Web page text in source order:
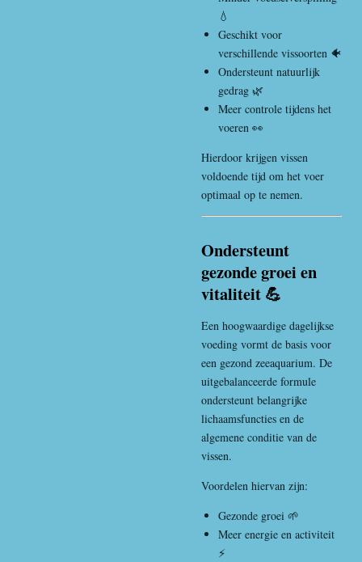
💧
Geschikt voor
verschillende vissoorten 🐠
Ondersteunt natuurlijk
gedrag 🌿
Meer controle tijdens het
voeren 👀
Hierdoor krijgen vissen
voldoende tijd om het voer
optimaal op te nemen.
Ondersteunt
gezonde groei en
vitaliteit 💪
Een hoogwaardige dagelijkse
voeding vormt de basis voor
een gezond zeeaquarium. De
uitgebalanceerde formule
ondersteunt belangrijke
lichaamsfuncties en de
algemene conditie van de
vissen.
Voordelen hiervan zijn:
Gezonde groei 🌱
Meer energie en activiteit
⚡